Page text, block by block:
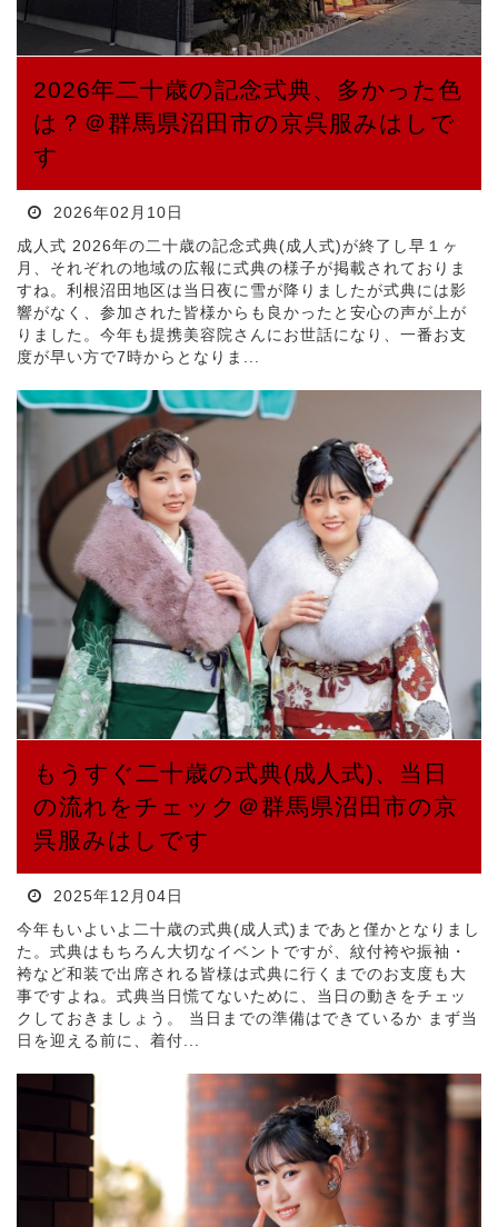
2026年二十歳の記念式典、多かった色
は？＠群馬県沼田市の京呉服みはしで
す
2026年02月10日
成人式 2026年の二十歳の記念式典(成人式)が終了し早１ヶ
月、それぞれの地域の広報に式典の様子が掲載されておりま
すね。利根沼田地区は当日夜に雪が降りましたが式典には影
響がなく、参加された皆様からも良かったと安心の声が上が
りました。今年も提携美容院さんにお世話になり、一番お支
度が早い方で7時からとなりま...
もうすぐ二十歳の式典(成人式)、当日
の流れをチェック＠群馬県沼田市の京
呉服みはしです
2025年12月04日
今年もいよいよ二十歳の式典(成人式)まであと僅かとなりまし
た。式典はもちろん大切なイベントですが、紋付袴や振袖・
袴など和装で出席される皆様は式典に行くまでのお支度も大
事ですよね。式典当日慌てないために、当日の動きをチェッ
クしておきましょう。 当日までの準備はできているか まず当
日を迎える前に、着付...